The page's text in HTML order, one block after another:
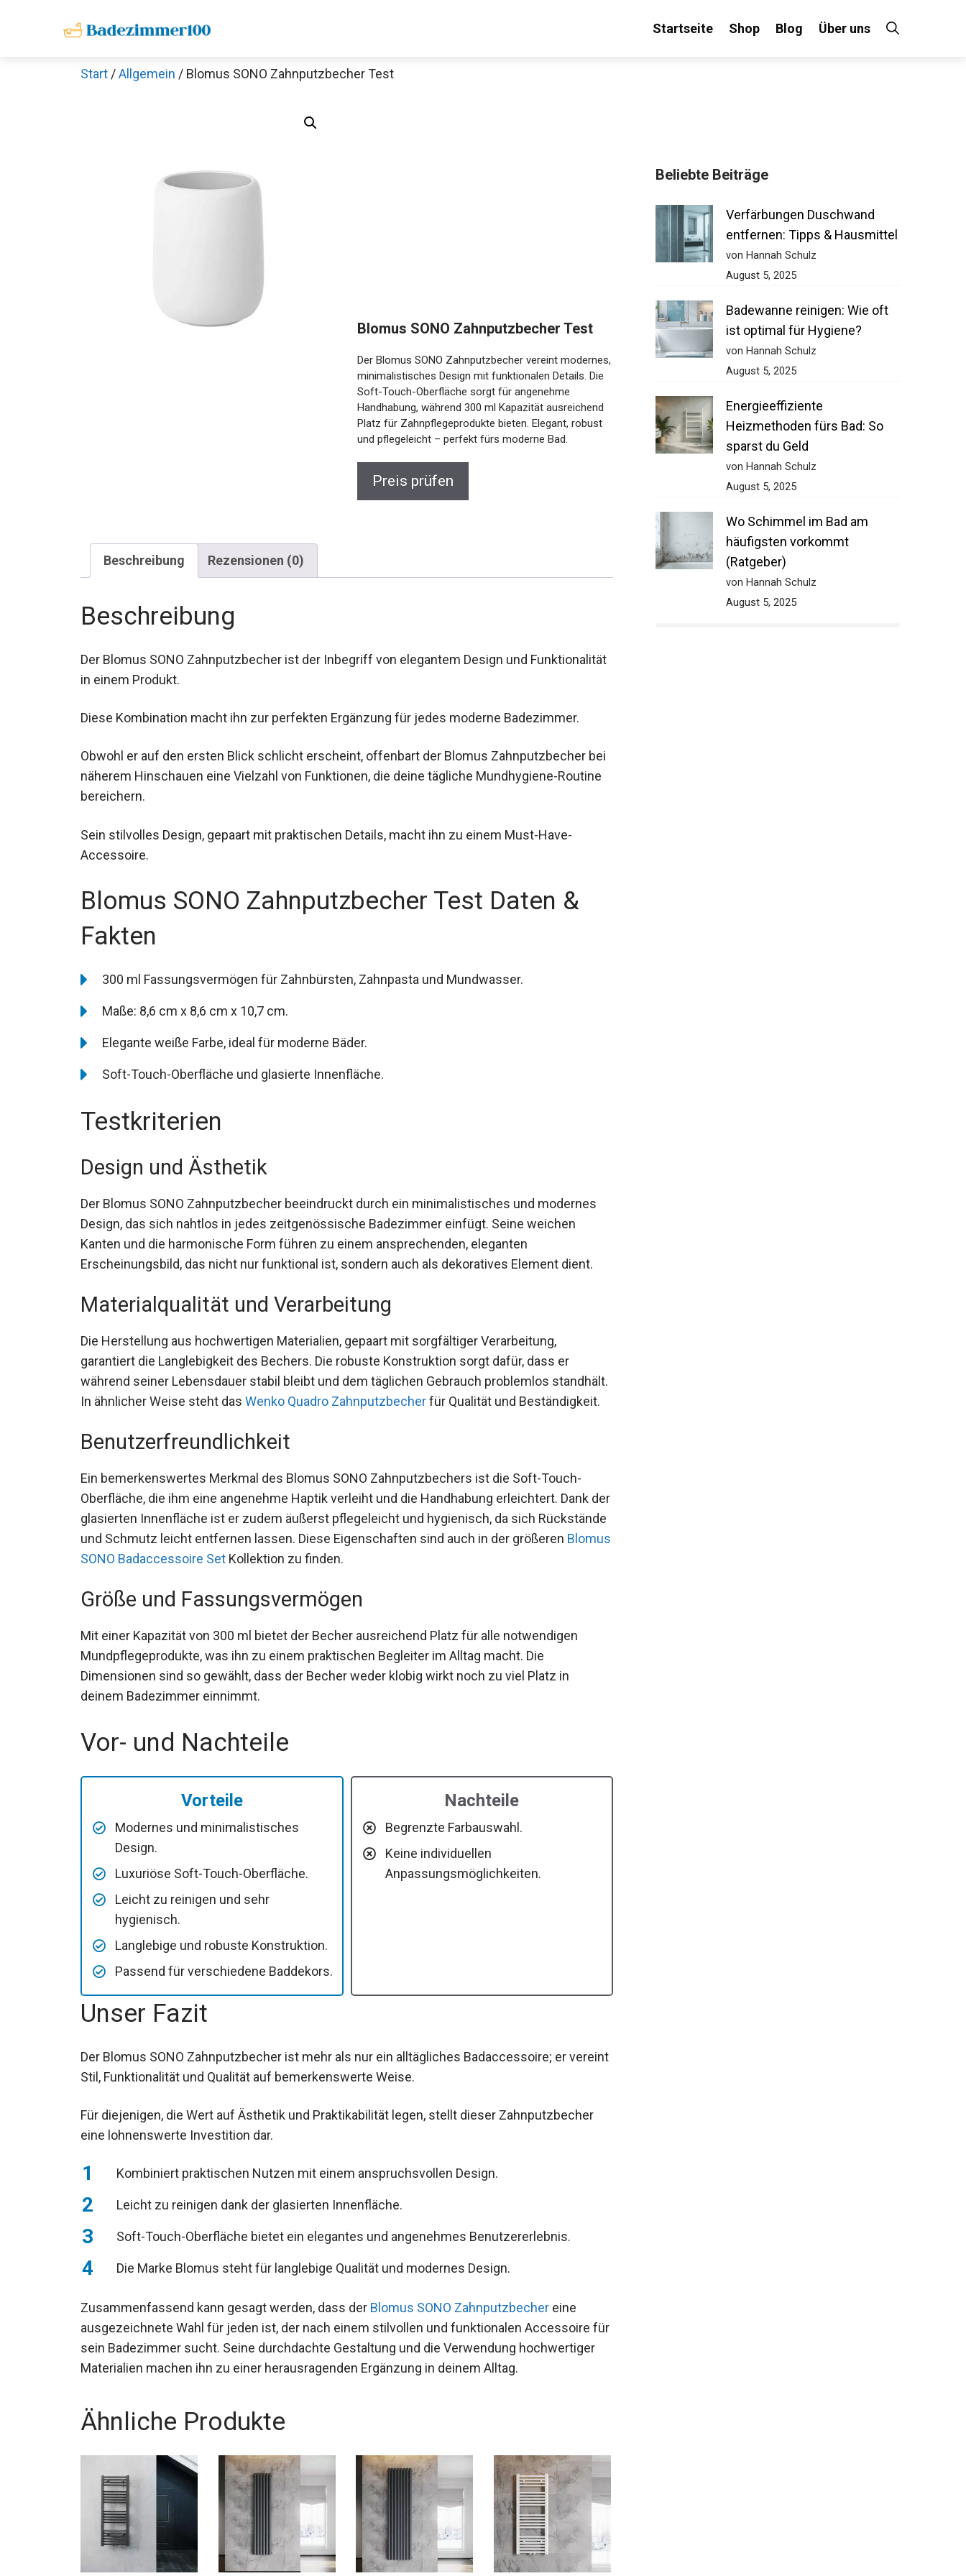
Startseite Shop Blog Über uns
Start /Allgemein / Blomus SONO Zahnputzbecher Test
Blomus SONO Zahnputzbecher Test
Der Blomus SONO Zahnputzbecher vereint modernes,
minimalistisches Design mit funktionalen Details. Die
Soft-Touch-Oberfläche sorgt für angenehme
Handhabung, während 300 ml Kapazität ausreichend
Platz für Zahnpflegeprodukte bieten. Elegant, robust
und pflegeleicht – perfekt fürs moderne Bad.
Preis prüfen
Beschreibung Rezensionen (0)
Beschreibung
Der Blomus SONO Zahnputzbecher ist der Inbegriff von elegantem Design und Funktionalität
in einem Produkt.
Diese Kombination macht ihn zur perfekten Ergänzung für jedes moderne Badezimmer.
Obwohl er auf den ersten Blick schlicht erscheint, offenbart der Blomus Zahnputzbecher bei
näherem Hinschauen eine Vielzahl von Funktionen, die deine tägliche Mundhygiene-Routine
bereichern.
Sein stilvolles Design, gepaart mit praktischen Details, macht ihn zu einem Must-Have-
Accessoire.
Blomus SONO Zahnputzbecher Test Daten &
Fakten
300 ml Fassungsvermögen für Zahnbürsten, Zahnpasta und Mundwasser.
Maße: 8,6 cm x 8,6 cm x 10,7 cm.
Elegante weiße Farbe, ideal für moderne Bäder.
Soft-Touch-Oberfläche und glasierte Innenfläche.
Testkriterien
Design und Ästhetik
Der Blomus SONO Zahnputzbecher beeindruckt durch ein minimalistisches und modernes
Design, das sich nahtlos in jedes zeitgenössische Badezimmer einfügt. Seine weichen
Kanten und die harmonische Form führen zu einem ansprechenden, eleganten
Erscheinungsbild, das nicht nur funktional ist, sondern auch als dekoratives Element dient.
Materialqualität und Verarbeitung
Die Herstellung aus hochwertigen Materialien, gepaart mit sorgfältiger Verarbeitung,
garantiert die Langlebigkeit des Bechers. Die robuste Konstruktion sorgt dafür, dass er
während seiner Lebensdauer stabil bleibt und dem täglichen Gebrauch problemlos standhält.
In ähnlicher Weise steht das Wenko Quadro Zahnputzbecherfür Qualität und Beständigkeit.
Benutzerfreundlichkeit
Ein bemerkenswertes Merkmal des Blomus SONO Zahnputzbechers ist die Soft-Touch-
Oberfläche, die ihm eine angenehme Haptik verleiht und die Handhabung erleichtert. Dank der
glasierten Innenfläche ist er zudem äußerst pflegeleicht und hygienisch, da sich Rückstände
und Schmutz leicht entfernen lassen. Diese Eigenschaften sind auch in der größeren Blomus
SONO Badaccessoire Set Kollektion zu finden.
Größe und Fassungsvermögen
Mit einer Kapazität von 300 ml bietet der Becher ausreichend Platz für alle notwendigen
Mundpflegeprodukte, was ihn zu einem praktischen Begleiter im Alltag macht. Die
Dimensionen sind so gewählt, dass der Becher weder klobig wirkt noch zu viel Platz in
deinem Badezimmer einnimmt.
Vor- und Nachteile
Vorteile
Modernes und minimalistisches
Design.
Luxuriöse Soft-Touch-Oberfläche.
Leicht zu reinigen und sehr
hygienisch.
Langlebige und robuste Konstruktion.
Passend für verschiedene Baddekors.
Nachteile
Begrenzte Farbauswahl.
Keine individuellen
Anpassungsmöglichkeiten.
Unser Fazit
Der Blomus SONO Zahnputzbecher ist mehr als nur ein alltägliches Badaccessoire; er vereint
Stil, Funktionalität und Qualität auf bemerkenswerte Weise.
Für diejenigen, die Wert auf Ästhetik und Praktikabilität legen, stellt dieser Zahnputzbecher
eine lohnenswerte Investition dar.
Kombiniert praktischen Nutzen mit einem anspruchsvollen Design.
Leicht zu reinigen dank der glasierten Innenfläche.
Soft-Touch-Oberfläche bietet ein elegantes und angenehmes Benutzererlebnis.
Die Marke Blomus steht für langlebige Qualität und modernes Design.
Zusammenfassend kann gesagt werden, dass der Blomus SONO Zahnputzbecher eine
ausgezeichnete Wahl für jeden ist, der nach einem stilvollen und funktionalen Accessoire für
sein Badezimmer sucht. Seine durchdachte Gestaltung und die Verwendung hochwertiger
Materialien machen ihn zu einer herausragenden Ergänzung in deinem Alltag.
Ähnliche Produkte
Beliebte Beiträge
Verfärbungen Duschwand
entfernen: Tipps & Hausmittel
von Hannah Schulz
August 5, 2025
Badewanne reinigen: Wie oft
ist optimal für Hygiene?
von Hannah Schulz
August 5, 2025
Energieeffiziente
Heizmethoden fürs Bad: So
sparst du Geld
von Hannah Schulz
August 5, 2025
Wo Schimmel im Bad am
häufigsten vorkommt
(Ratgeber)
von Hannah Schulz
August 5, 2025